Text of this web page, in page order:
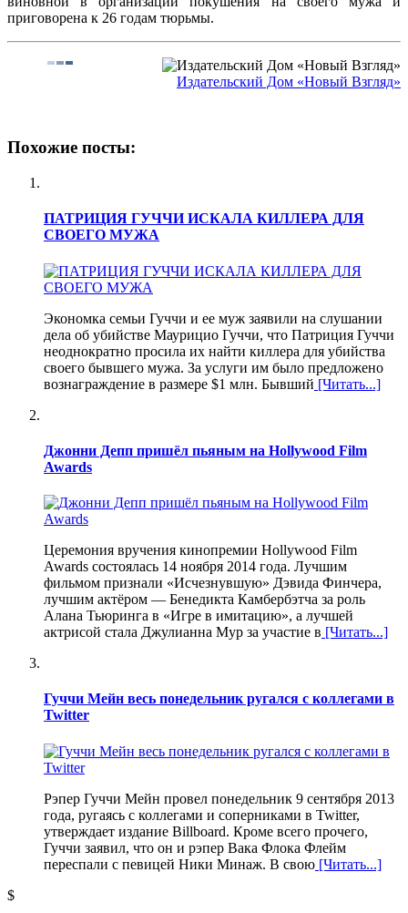
приговорена к 26 годам тюрьмы.
Издательский Дом «Новый Взгляд»
Похожие посты:
ПАТРИЦИЯ ГУЧЧИ ИСКАЛА КИЛЛЕРА ДЛЯ
СВОЕГО МУЖА
Экономка семьи Гуччи и ее муж заявили на слушании
дела об убийстве Маурицио Гуччи, что Патриция Гуччи
неоднократно просила их найти киллера для убийства
своего бывшего мужа. За услуги им было предложено
вознаграждение в размере $1 млн. Бывший [Читать...]
Джонни Депп пришёл пьяным на Hollywood Film
Awards
Церемония вручения кинопремии Hollywood Film
Awards состоялась 14 ноября 2014 года. Лучшим
фильмом признали «Исчезнувшую» Дэвида Финчера,
лучшим актёром — Бенедикта Камбербэтча за роль
Алана Тьюринга в «Игре в имитацию», а лучшей
актрисой стала Джулианна Мур за участие в [Читать...]
Гуччи Мейн весь понедельник ругался с коллегами в
Twitter
Рэпер Гуччи Мейн провел понедельник 9 сентября 2013
года, ругаясь с коллегами и соперниками в Twitter,
утверждает издание Billboard. Кроме всего прочего,
Гуччи заявил, что он и рэпер Вака Флока Флейм
переспали с певицей Ники Минаж. В свою [Читать...]
$